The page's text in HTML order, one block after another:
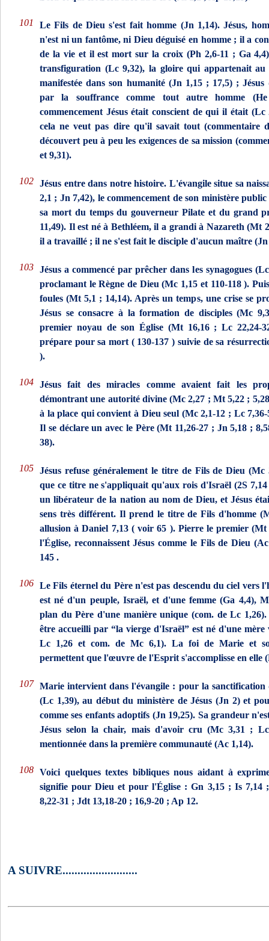
101
Le Fils de Dieu s'est fait homme (Jn 1,14). Jésus,
n'est ni un fantôme, ni Dieu déguisé en homme ; il a
de la vie et il est mort sur la croix (Ph 2,6-11 ; Ga
transfiguration (Lc 9,32), la gloire qui appartenait au
manifestée dans son huma­nité (Jn 1,15 ; 17,5) ;
par la souffrance comme tout autre homme
commencement Jésus était conscient de qui il était
cela ne veut pas dire qu'il savait tout (commentaire
découvert peu à peu les exigences de sa mission
et 9,31).
102 Jésus entre dans notre histoire. L'évangile situe sa
2,1 ; Jn 7,42), le commencement de son ministère
sa mort du temps du gouverneur Pilate et du grand
11,49). Il est né à Bethléem, il a grandi à Nazareth (Mt
il a travaillé ; il ne s'est fait le disciple d'aucun maître (Jn
103 Jésus a commencé par prêcher dans les synagogues
pro­clamant le Règne de Dieu (Mc 1,15 et 110-118 ).
foules (Mt 5,1 ; 14,14). Après un temps, une crise se
Jésus se consacre à la formation de disciples (Mc
premier noyau de son Église (Mt 16,16 ; Lc 22,24-
prépare pour sa mort ( 130-137 ) suivie de sa
).
104 Jésus fait des miracles comme avaient fait les
démontrant une autorité divine (Mc 2,27 ; Mt 5,22 ;
à la place qui convient à Dieu seul (Mc 2,1-12 ; Lc
Il se déclare un avec le Père (Mt 11,26-27 ; Jn 5,18 ;
38).
105 Jésus refuse généralement le titre de Fils de Dieu (Mc
que ce titre ne s'appliquait qu'aux rois d'Israël (2S 7,14
un libéra­teur de la nation au nom de Dieu, et Jésus
sens très diffé­rent. Il prend le titre de Fils d'homme
allusion à Daniel 7,13 (voir65 ). Pierre le premier (Mt
l'Église, reconnaissent Jésus comme le Fils de Dieu
145 .
106 Le Fils éternel du Père n'est pas descendu du ciel vers
est né d'un peuple, Israël, et d'une femme (Ga 4,4),
plan du Père d'une manière unique (com. de Lc
être accueilli par “la vierge d'Israël” est né d'une
Lc 1,26 et com. de Mc 6,1). La foi de Marie et
permettent que l'œuvre de l'Esprit s'accomplisse en elle
107 Marie intervient dans l'évangile : pour la sanctification
(Lc 1,39), au début du ministère de Jésus (Jn 2) et
comme ses enfants adoptifs (Jn 19,25). Sa grandeur
Jésus selon la chair, mais d'avoir cru (Mc 3,31 ;
mentionnée dans la première communauté (Ac 1,14).
108 Voici quelques textes bibliques nous aidant à
signifie pour Dieu et pour l'Église : Gn 3,15 ; Is 7,14
8,22-31 ; Jdt 13,18-20 ; 16,9-20 ; Ap 12.
A SUIVRE.........................